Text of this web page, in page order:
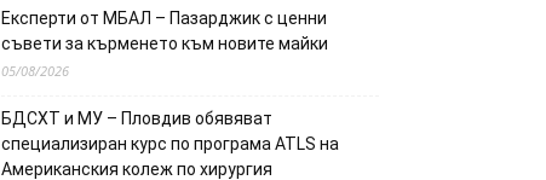
Експерти от МБАЛ – Пазарджик с ценни
съвети за кърменето към новите майки
05/08/2026
БДСХТ и МУ – Пловдив обявяват
специализиран курс по програма ATLS на
Американския колеж по хирургия